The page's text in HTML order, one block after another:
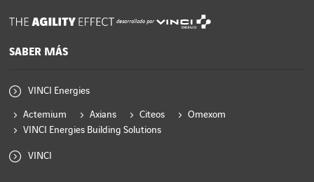
desarrollado por
SABER MÁS
VINCI Energies
Actemium Axians Citeos
Omexom
VINCI Energies Building Solutions
VINCI